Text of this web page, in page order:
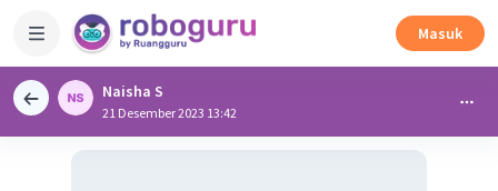
Masuk
Naisha S
21 Desember 2023 13:42